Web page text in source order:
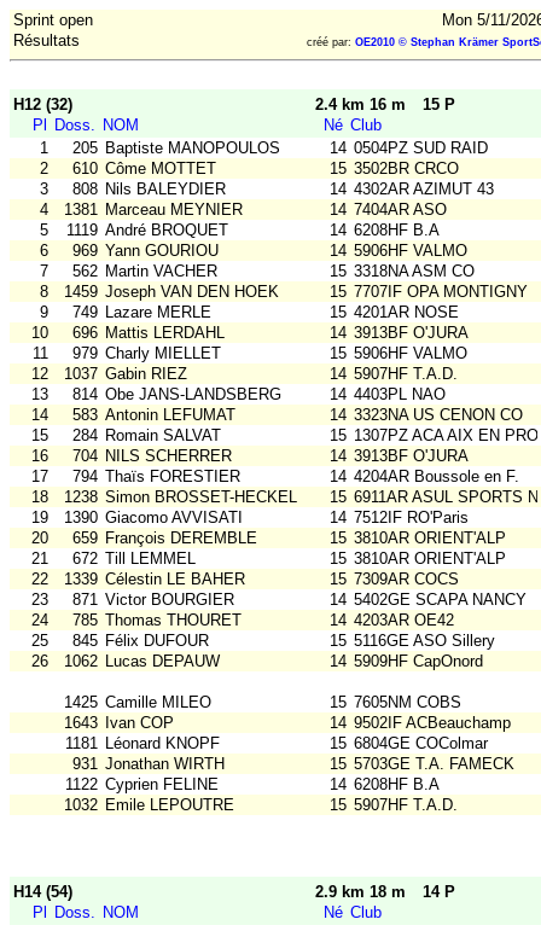
Sprint open
Mon 5/11/
Résultats
créé par: OE2010 © Stephan Krämer
H12 (32) 2.4 km 16 m
15 P
Pl
Doss. NOM Né Club
1
205 Baptiste MANOPOULOS 14 0504PZ SUD RAID
2
610 Côme MOTTET 15 3502BR CRCO
3
808 Nils BALEYDIER 14 4302AR AZIMUT 43
4
1381 Marceau MEYNIER 14 7404AR ASO
5
1119 André BROQUET 14 6208HF B.A
6
969 Yann GOURIOU 14 5906HF VALMO
7
562 Martin VACHER 15 3318NA ASM CO
8
1459 Joseph VAN DEN HOEK 15 7707IF OPA MONTIGNY
9
749 Lazare MERLE 15 4201AR NOSE
10
696 Mattis LERDAHL 14 3913BF O'JURA
11
979 Charly MIELLET 15 5906HF VALMO
12
1037 Gabin RIEZ 14 5907HF T.A.D.
13
814 Obe JANS-LANDSBERG 14 4403PL NAO
14
583 Antonin LEFUMAT 14 3323NA US CENON CO
15
284 Romain SALVAT 15 1307PZ ACA AIX EN
16
704 NILS SCHERRER 14 3913BF O'JURA
17
794 Thaïs FORESTIER 14 4204AR Boussole en F.
18
1238 Simon BROSSET-HECKEL 15 6911AR ASUL SPORTS
19
1390 Giacomo AVVISATI 14 7512IF RO'Paris
20
659 François DEREMBLE 15 3810AR ORIENT'ALP
21
672 Till LEMMEL 15 3810AR ORIENT'ALP
22
1339 Célestin LE BAHER 15 7309AR COCS
23
871 Victor BOURGIER 14 5402GE SCAPA NANCY
24
785 Thomas THOURET 14 4203AR OE42
25
845 Félix DUFOUR 15 5116GE ASO Sillery
26
1062 Lucas DEPAUW 14 5909HF CapOnord
1425 Camille MILEO 15 7605NM COBS
1643
Ivan COP 14 9502IF ACBeauchamp
1181 Léonard KNOPF 15 6804GE COColmar
931 Jonathan WIRTH 15 5703GE T.A. FAMECK
1122 Cyprien FELINE 14 6208HF B.A
1032 Emile LEPOUTRE 15 5907HF T.A.D.
H14 (54) 2.9 km 18 m
14 P
Pl
Doss. NOM Né Club